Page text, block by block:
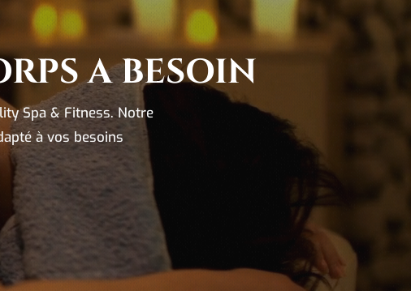
A BESOIN
Spa & Fitness. Notre
à vos besoins